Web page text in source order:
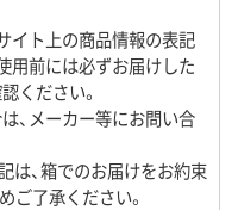
イト上の商品情報の表記
用前には必ずお届けした
ください。
、メーカー等にお問い合
は、箱でのお届けをお約束
ご了承ください。